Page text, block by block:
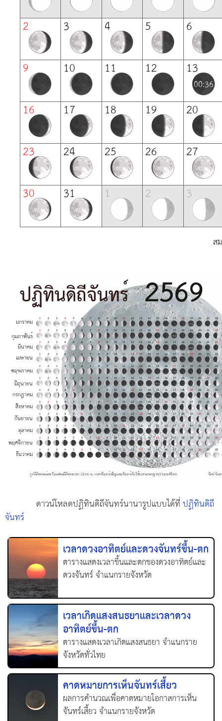
ดาวน์โหลดปฏิทินดิถีจันทร์นานารูปแบบได้ที่ปฏิทินดิถี
จันทร์
เวลาดวงอาทิตย์และดวงจันทร์ขึ้น-ตก
ตารางแสดงเวลาขึ้นและตกของดวงอาทิตย์และ
ดวงจันทร์ จำแนกรายจังหวัด
เวลาเกิดแสงสนธยาและเวลาดวง
อาทิตย์ขึ้น-ตก
ตารางแสดงเวลาเกิดแสงสนธยา จำแนกราย
จังหวัดทั่วไทย
คาดหมายการเห็นจันทร์เสี้ยว
ผลการคำนวณเพื่อคาดหมายโอกาสการเห็น
จันทร์เสี้ยว จำแนกรายจังหวัด